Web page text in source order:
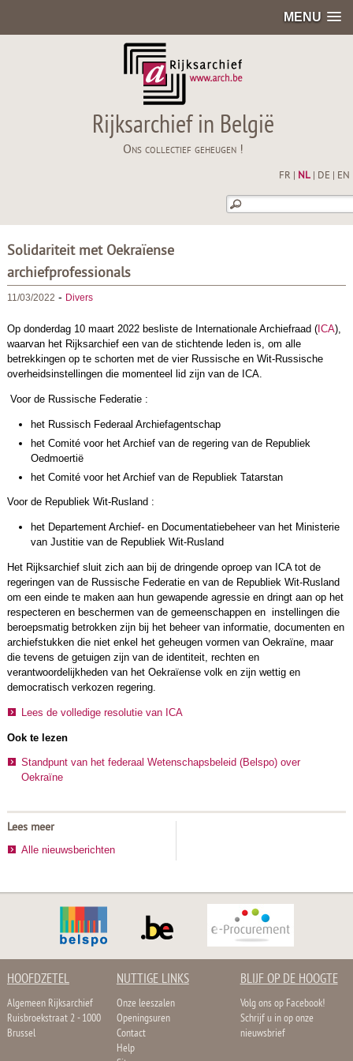
MENU
Rijksarchief in België
Ons collectief geheugen !
FR NL| DE EN
Solidariteit met Oekraïense
archiefprofessionals
11/03/2022 - Divers
Op donderdag 10 maart 2022 besliste de Internationale Archiefraad (ICA),
waarvan het Rijksarchief een van de stichtende leden is, om alle
betrekkingen op te schorten met de vier Russische en Wit-Russische
overheidsinstellingen die momenteel lid zijn van de ICA.
Voor de Russische Federatie :
het Russisch Federaal Archiefagentschap
het Comité voor het Archief van de regering van de Republiek
Oedmoertië
het Comité voor het Archief van de Republiek Tatarstan
Voor de Republiek Wit-Rusland :
het Departement Archief- en Documentatiebeheer van het Ministerie
van Justitie van de Republiek Wit-Rusland
Het Rijksarchief sluit zich aan bij de dringende oproep van ICA tot de
regeringen van de Russische Federatie en van de Republiek Wit-Rusland
om een einde te maken aan hun gewapende agressie en dringt aan op het
respecteren en beschermen van de gemeenschappen en instellingen die
beroepsmatig betrokken zijn bij het beheer van informatie, documenten en
archiefstukken die niet enkel het geheugen vormen van Oekraïne, maar
die tevens de getuigen zijn van de identiteit, rechten en
verantwoordelijkheden van het Oekraïense volk en zijn wettig en
democratisch verkozen regering.
Lees de volledige resolutie van ICA
Ook te lezen
Standpunt van het federaal Wetenschapsbeleid (Belspo) over
Oekraïne
Lees meer
Alle nieuwsberichten
HOOFDZETEL
Algemeen Rijksarchief
Ruisbroekstraat 2 - 1000
Brussel
NUTTIGE LINKS
Onze leeszalen
Openingsuren
Contact
Help
BLIJF OP DE HOOGTE
Volg ons op Facebook!
Schrijf u in op onze
nieuwsbrief